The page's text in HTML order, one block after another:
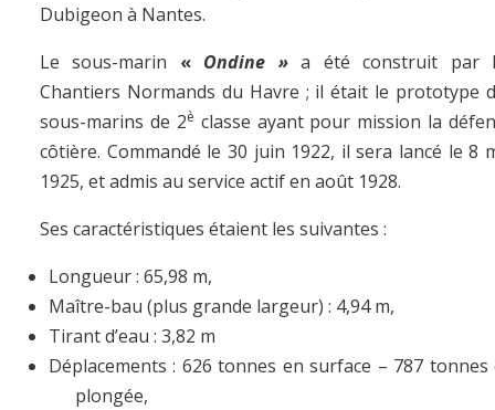
Dubigeon à Nantes.
Le sous-marin « Ondine »a été construit par
Chantiers Normands du Havre ; il était le prototype
sous-marins de 2è classe ayant pour mission la
côtière. Commandé le 30 juin 1922, il sera lancé le 8
1925, et admis au service actif en août 1928.
Ses caractéristiques étaient les suivantes :
Longueur : 65,98 m,
Maître-bau (plus grande largeur) : 4,94 m,
Tirant d’eau : 3,82 m
Déplacements : 626 tonnes en surface – 787 tonnes
plongée,